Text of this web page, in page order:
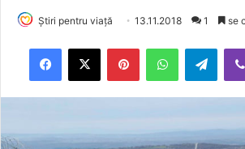
Știri pentru viață 13.11.2018 1 se
Telegram